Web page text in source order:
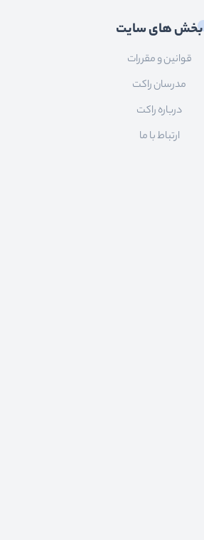
بخش های سایت
قوانین و مقررات
مدرسان راکت
درباره راکت
ارتباط با ما